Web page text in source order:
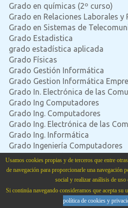
Usamos cookies propias y de terceros que entre
de navegación para proporcionarle una navegación
social y realizar análisis de uso
Si continúa navegando consideramos que acepta su
política de cookies y
Grado en químicas (2º curso)
Grado en Relaciones Laborales y
Grado en Sistemas de
Grado Estadistica
grado estadística aplicada
Grado Físicas
Grado Gestión Informática
Grado Gestion Informática
Grado In. Electrónica de las
Grado Ing Computadores
Grado Ing. Computadores
Grado Ing. Electrónica de las
Grado Ing. Informática
Grado Ingeniería Computadores
Grado Ingeniería de Software
Grado Ingeniería Elctrónica
Grado Ingeniería Electrónica de
Grado Ingeniería Electrónica de
Grado Ingeniería Geológica